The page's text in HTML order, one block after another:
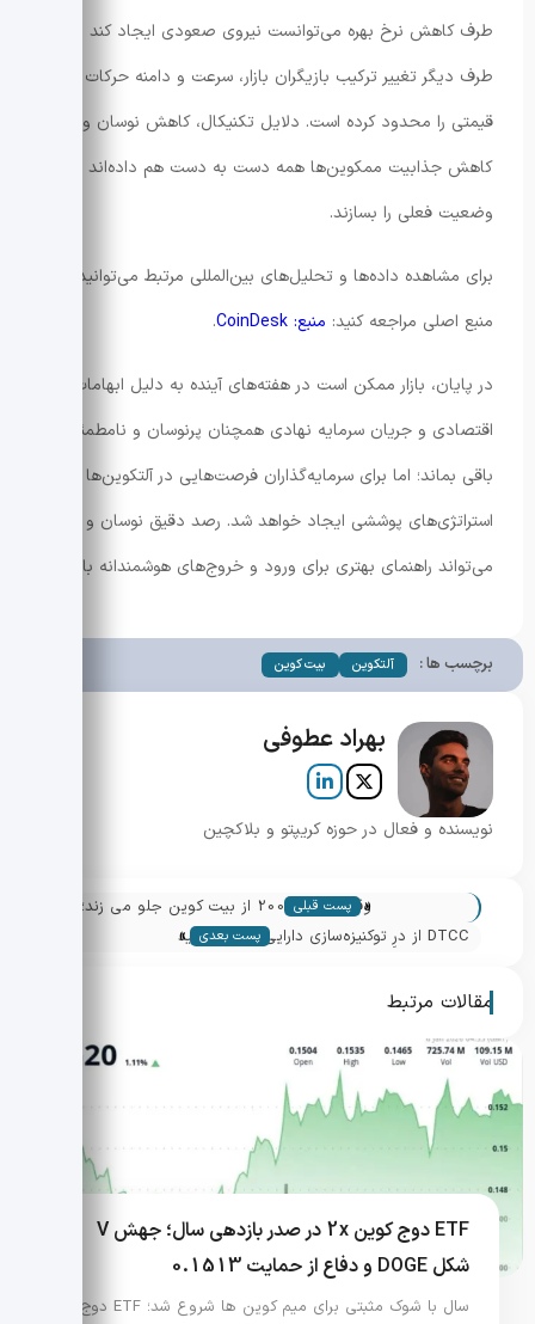
طرف کاهش نرخ بهره می‌توانست نیروی صعودی ایجاد کند و از
طرف دیگر تغییر ترکیب بازیگران بازار، سرعت و دامنه حرکات
قیمتی را محدود کرده است. دلایل تکنیکال، کاهش نوسان و
کاهش جذابیت ممکوین‌ها همه دست به دست هم داده‌اند تا
وضعیت فعلی را بسازند.
برای مشاهده داده‌ها و تحلیل‌های بین‌المللی مرتبط می‌توانید به
منبع اصلی مراجعه کنید: منبع: CoinDesk .
در پایان، بازار ممکن است در هفته‌های آینده به دلیل ابهامات
اقتصادی و جریان سرمایه نهادی همچنان پرنوسان و نامطمئن
باقی بماند؛ اما برای سرمایه‌گذاران فرصت‌هایی در آلتکوین‌ها و
می‌تواند راهنمای بهتری برای ورود و خروج‌های هوشمندانه باشد.
برچسب ها : آلتکوین بیت کوین
بهراد عطوفی
نویسنده و فعال در حوزه کریپتو و بلاکچین
« پست قبلی
وقتی راسل 2000 از بیت کوین جلو می زند؛
سیگنال های نقدینگی و چشم انداز بازار
DTCC از درِ توکنیزه‌سازی دارایی باز کرد؛ تایید
پست بعدی »
مقالات مرتبط
ETF دوج کوین 2x در صدر بازدهی سال؛ جهش V
شکل DOGE و دفاع از حمایت 0.1513
سال با شوک مثبتی برای میم کوین ها شروع شد؛ ETF دوج